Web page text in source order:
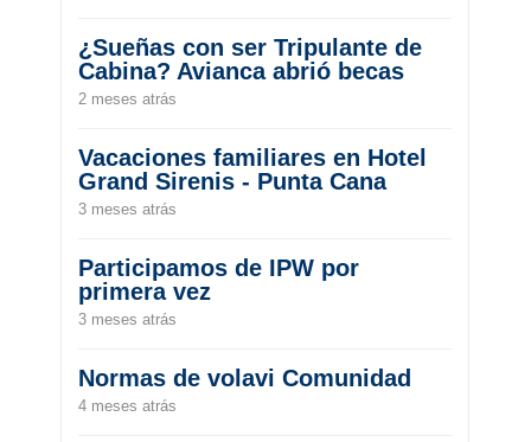
¿Sueñas con ser Tripulante de
Cabina? Avianca abrió becas
2 meses atrás
Vacaciones familiares en Hotel
Grand Sirenis - Punta Cana
3 meses atrás
Participamos de IPW por
primera vez
3 meses atrás
Normas de volavi Comunidad
4 meses atrás